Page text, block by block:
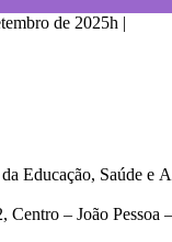
de 2025h |
Educação, Saúde e
Centro – João Pessoa